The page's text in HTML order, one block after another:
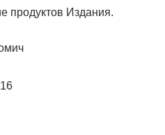
продуктов Издания.